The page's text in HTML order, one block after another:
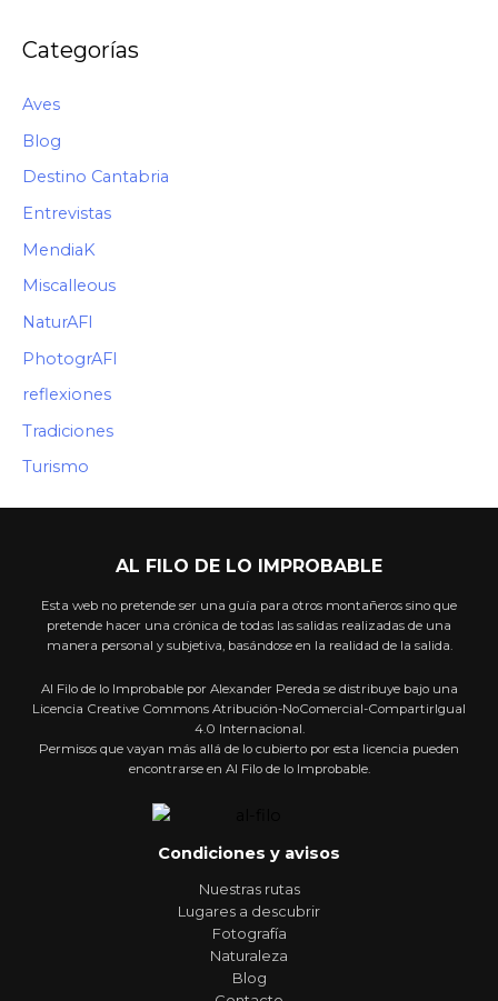
Categorías
Aves
Blog
Destino Cantabria
Entrevistas
MendiaK
Miscalleous
NaturAFI
PhotogrAFI
reflexiones
Tradiciones
Turismo
AL FILO DE LO IMPROBABLE
Esta web no pretende ser una guía para otros montañeros sino que
pretende hacer una crónica de todas las salidas realizadas de una
manera personal y subjetiva, basándose en la realidad de la salida.
Al Filo de lo Improbable por Alexander Pereda se distribuye bajo una
Licencia Creative Commons Atribución-NoComercial-CompartirIgual
4.0 Internacional.
Permisos que vayan más allá de lo cubierto por esta licencia pueden
encontrarse en Al Filo de lo Improbable.
Condiciones y avisos
Nuestras rutas
Lugares a descubrir
Fotografía
Naturaleza
Blog